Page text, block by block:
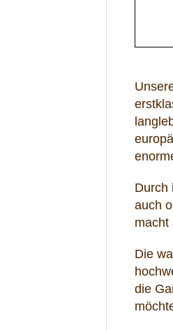
Durch
auch
macht
Die
die